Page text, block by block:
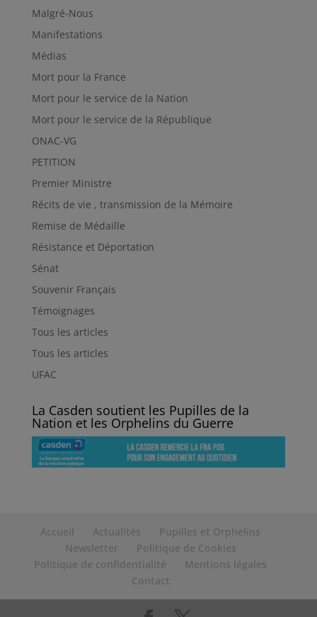
Malgré-Nous
Manifestations
Médias
Mort pour la France
Mort pour le service de la Nation
Mort pour le service de la République
ONAC-VG
PETITION
Premier Ministre
Récits de vie , transmission de la Mémoire
Remise de Médaille
Résistance et Déportation
Sénat
Souvenir Français
Témoignages
Tous les articles
Tous les articles
UFAC
La Casden soutient les Pupilles de la
Nation et les Orphelins du Guerre
Accueil Actualités
Pupilles et Orphelins
Newsletter
Politique de Cookies
Politique de confidentialité
Mentions légales
Contact